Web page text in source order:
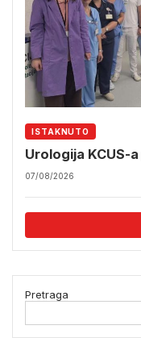
ISTAKNUTO
Urologija KCUS-
07/08/2026
Pretraga